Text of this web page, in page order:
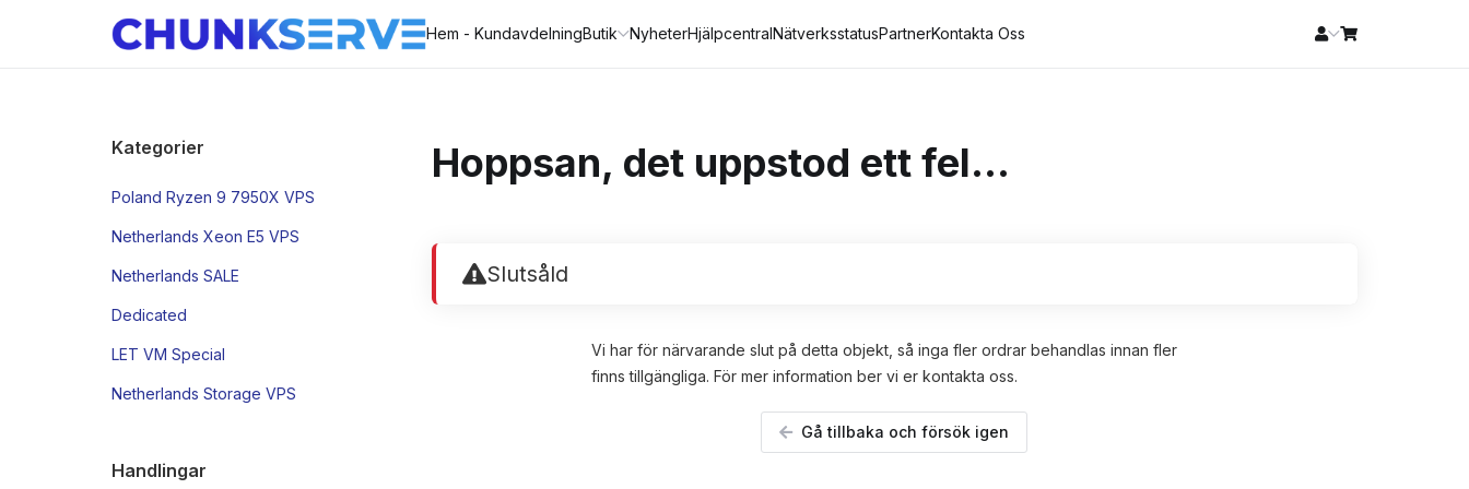
Hem - KundavdelningButik NyheterHjälpcentralNätverksstatusPartnerKontakta Oss
Kategorier
Poland Ryzen 9 7950X VPS
Netherlands Xeon E5 VPS
Netherlands SALE
Dedicated
LET VM Special
Netherlands Storage VPS
Handlingar
Hoppsan, det uppstod ett fel...
Slutsåld
Vi har för närvarande slut på detta objekt, så inga fler ordrar behandlas innan fler
finns tillgängliga. För mer information ber vi er kontakta oss.
Gå tillbaka och försök igen